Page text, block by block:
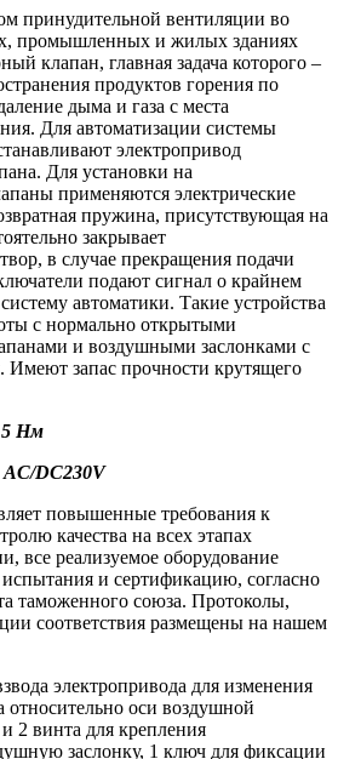
принудительной вентиляции во
промышленных и жилых зданиях
клапан, главная задача которого –
продуктов горения по
дыма и газа с места
Для автоматизации системы
электропривод
Для установки на
применяются электрические
пружина, присутствующая на
закрывает
в случае прекращения подачи
подают сигнал о крайнем
автоматики. Такие устройства
с нормально открытыми
и воздушными заслонками с
Имеют запас прочности крутящего
Нм
DC230V
повышенные требования к
качества на всех этапах
все реализуемое оборудование
и сертификацию, согласно
таможенного союза. Протоколы,
соответствия размещены на нашем
электропривода для изменения
оси воздушной
2 винта для крепления
заслонку, 1 ключ для фиксации